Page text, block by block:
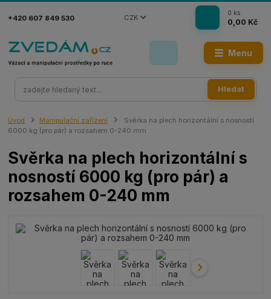
Menu
CZK
Hledat
+420 607 849 530
0 ks
0,00 Kč
Úvod Manipulační zařízení
Svěrka na plech horizontální s nosností
6000 kg (pro pár) a rozsahem 0-240 mm
Svěrka na plech horizontální s
nosností 6000 kg (pro pár) a
rozsahem 0-240 mm